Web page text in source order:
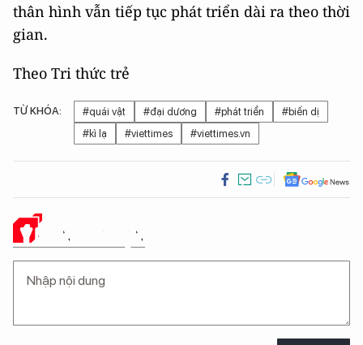
thân hình vẫn tiếp tục phát triển dài ra theo thời
gian.
Theo Tri thức trẻ
TỪ KHÓA: #quái vật #đại dương #phát triển
#biến dị
#kì lạ
#viettimes #viettimes.vn
Ý KIẾN CỦA BẠN